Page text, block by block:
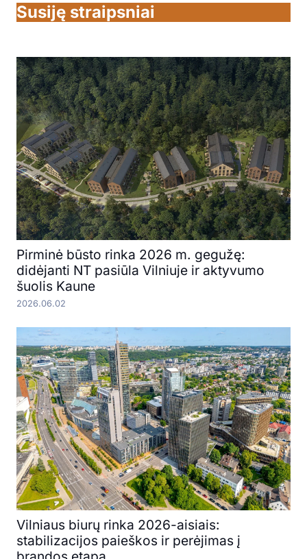
Susiję straipsniai
Pirminė būsto rinka 2026 m. gegužę:
didėjanti NT pasiūla Vilniuje ir aktyvumo
šuolis Kaune
2026.06.02
Vilniaus biurų rinka 2026-aisiais:
stabilizacijos paieškos ir perėjimas į